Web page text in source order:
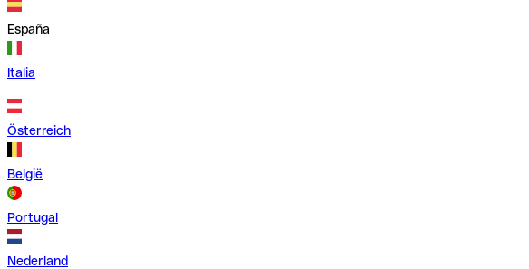
España
Italia
Österreich
België
Portugal
Nederland